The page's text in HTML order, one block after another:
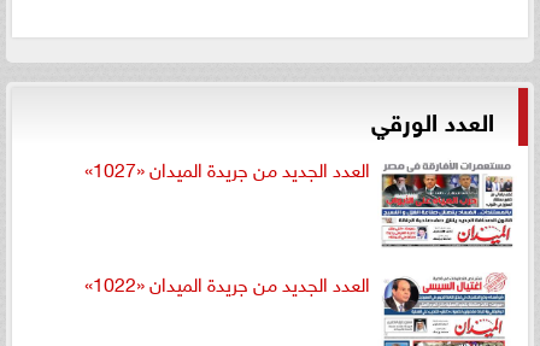
العدد الورقي
العدد الجديد من جريدة الميدان «1027»
العدد الجديد من جريدة الميدان «1022»